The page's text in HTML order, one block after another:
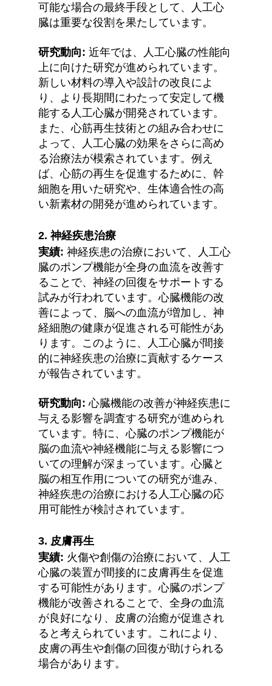
可能な場合の最終手段として、人工心
臓は重要な役割を果たしています。
研究動向: 近年では、人工心臓の性能向
上に向けた研究が進められています。
新しい材料の導入や設計の改良によ
り、より長期間にわたって安定して機
能する人工心臓が開発されています。
また、心筋再生技術との組み合わせに
よって、人工心臓の効果をさらに高め
る治療法が模索されています。例え
ば、心筋の再生を促進するために、幹
細胞を用いた研究や、生体適合性の高
い新素材の開発が進められています。
2. 神経疾患治療
実績: 神経疾患の治療において、人工心
臓のポンプ機能が全身の血流を改善す
ることで、神経の回復をサポートする
試みが行われています。心臓機能の改
善によって、脳への血流が増加し、神
経細胞の健康が促進される可能性があ
ります。このように、人工心臓が間接
的に神経疾患の治療に貢献するケース
が報告されています。
研究動向: 心臓機能の改善が神経疾患に
与える影響を調査する研究が進められ
ています。特に、心臓のポンプ機能が
脳の血流や神経機能に与える影響につ
いての理解が深まっています。心臓と
脳の相互作用についての研究が進み、
神経疾患の治療における人工心臓の応
用可能性が検討されています。
3. 皮膚再生
実績: 火傷や創傷の治療において、人工
心臓の装置が間接的に皮膚再生を促進
する可能性があります。心臓のポンプ
機能が改善されることで、全身の血流
が良好になり、皮膚の治癒が促進され
ると考えられています。これにより、
皮膚の再生や創傷の回復が助けられる
場合があります。